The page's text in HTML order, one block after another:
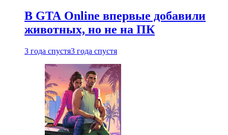
В GTA Online впервые добавили
животных, но не на ПК
3 года спустя3 года спустя